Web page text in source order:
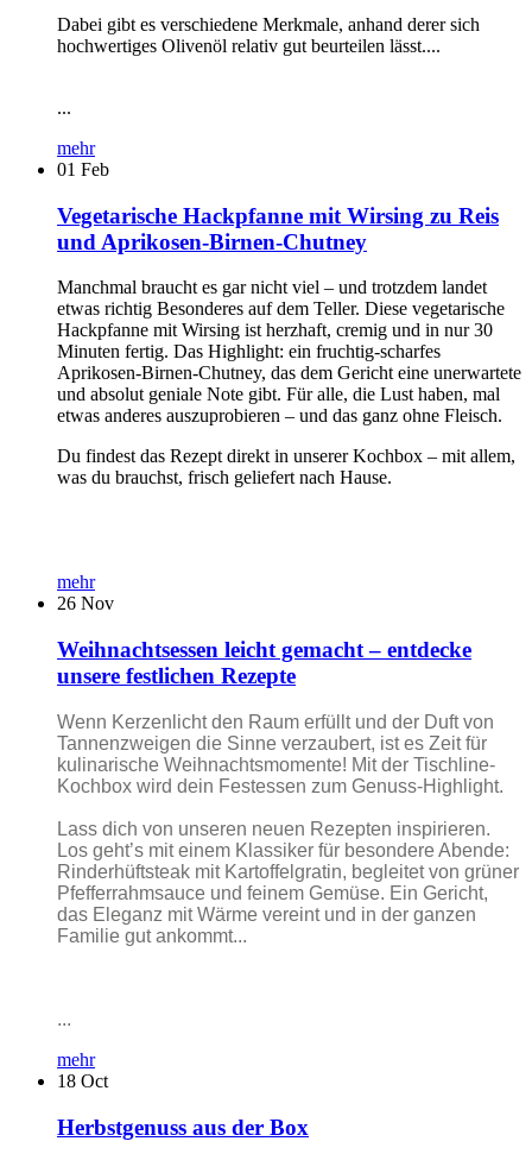
Dabei gibt es verschiedene Merkmale, anhand derer sich
hochwertiges Olivenöl relativ gut beurteilen lässt....
...
mehr
01 Feb
Vegetarische Hackpfanne mit Wirsing zu Reis
und Aprikosen-Birnen-Chutney
Manchmal braucht es gar nicht viel – und trotzdem landet
etwas richtig Besonderes auf dem Teller. Diese vegetarische
Hackpfanne mit Wirsing ist herzhaft, cremig und in nur 30
Minuten fertig. Das Highlight: ein fruchtig-scharfes
Aprikosen-Birnen-Chutney, das dem Gericht eine unerwartete
und absolut geniale Note gibt. Für alle, die Lust haben, mal
etwas anderes auszuprobieren – und das ganz ohne Fleisch.
Du findest das Rezept direkt in unserer Kochbox – mit allem,
was du brauchst, frisch geliefert nach Hause.
mehr
26 Nov
Weihnachtsessen leicht gemacht – entdecke
unsere festlichen Rezepte
Wenn Kerzenlicht den Raum erfüllt und der Duft von
Tannenzweigen die Sinne verzaubert, ist es Zeit für
kulinarische Weihnachtsmomente! Mit der Tischline-
Kochbox wird dein Festessen zum Genuss-Highlight.
Lass dich von unseren neuen Rezepten inspirieren.
Los geht’s mit einem Klassiker für besondere Abende:
Rinderhüftsteak mit Kartoffelgratin, begleitet von grüner
Pfefferrahmsauce und feinem Gemüse. Ein Gericht,
das Eleganz mit Wärme vereint und in der ganzen
Familie gut ankommt...
...
mehr
18 Oct
Herbstgenuss aus der Box